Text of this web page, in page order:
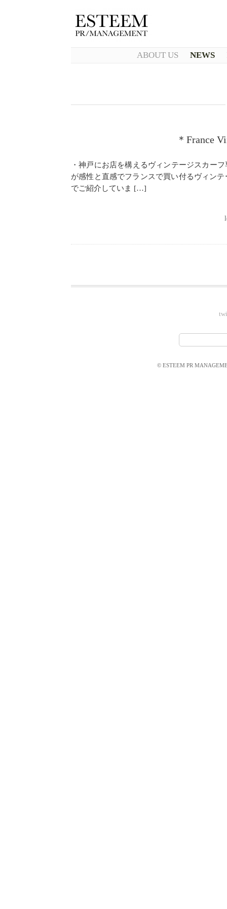
ABOUT US NEWS
＊France
・神戸にお店を構えるヴィンテージスカー
が感性と直感でフランスで買い付るヴィン
でご紹介していま […]
© ESTEEM PR